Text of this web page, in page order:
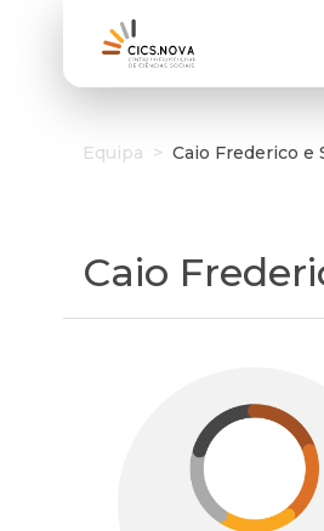
Equipa > Caio Frederico e
Caio